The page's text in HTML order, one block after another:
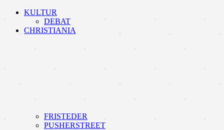
KULTUR
DEBAT
CHRISTIANIA
FRISTEDER
PUSHERSTREET